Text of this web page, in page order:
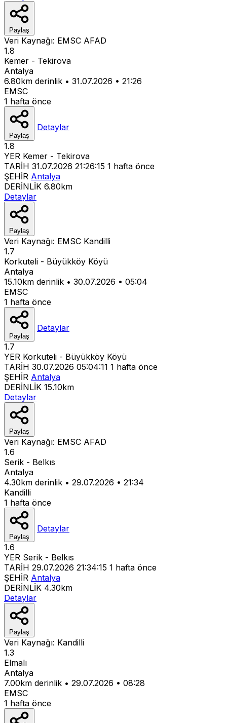
Paylaş
Veri Kaynağı: EMSC AFAD
1.8
Kemer - Tekirova
Antalya
6.80km derinlik • 31.07.2026 • 21:26
EMSC
1 hafta önce
Paylaş
Detaylar
1.8
YER Kemer - Tekirova
TARİH 31.07.2026 21:26:15 1 hafta önce
ŞEHİR Antalya
DERİNLİK 6.80km
Detaylar
Paylaş
Veri Kaynağı: EMSC Kandilli
1.7
Korkuteli - Büyükköy Köyü
Antalya
15.10km derinlik • 30.07.2026 • 05:04
EMSC
1 hafta önce
Paylaş
Detaylar
1.7
YER Korkuteli - Büyükköy Köyü
TARİH 30.07.2026 05:04:11 1 hafta önce
ŞEHİR Antalya
DERİNLİK 15.10km
Detaylar
Paylaş
Veri Kaynağı: EMSC AFAD
1.6
Serik - Belkıs
Antalya
4.30km derinlik • 29.07.2026 • 21:34
Kandilli
1 hafta önce
Paylaş
Detaylar
1.6
YER Serik - Belkıs
TARİH 29.07.2026 21:34:15 1 hafta önce
ŞEHİR Antalya
DERİNLİK 4.30km
Detaylar
Paylaş
Veri Kaynağı: Kandilli
1.3
Elmalı
Antalya
7.00km derinlik • 29.07.2026 • 08:28
EMSC
1 hafta önce